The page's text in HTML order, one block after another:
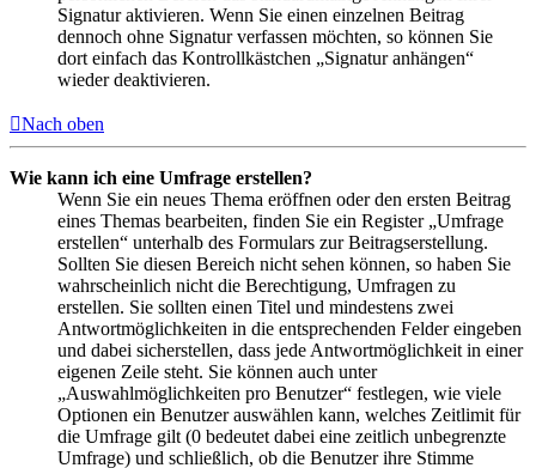
Signatur aktivieren. Wenn Sie einen einzelnen Beitrag
dennoch ohne Signatur verfassen möchten, so können Sie
dort einfach das Kontrollkästchen „Signatur anhängen“
wieder deaktivieren.
Nach oben
Wie kann ich eine Umfrage erstellen?
Wenn Sie ein neues Thema eröffnen oder den ersten Beitrag
eines Themas bearbeiten, finden Sie ein Register „Umfrage
erstellen“ unterhalb des Formulars zur Beitragserstellung.
Sollten Sie diesen Bereich nicht sehen können, so haben Sie
wahrscheinlich nicht die Berechtigung, Umfragen zu
erstellen. Sie sollten einen Titel und mindestens zwei
Antwortmöglichkeiten in die entsprechenden Felder eingeben
und dabei sicherstellen, dass jede Antwortmöglichkeit in einer
eigenen Zeile steht. Sie können auch unter
„Auswahlmöglichkeiten pro Benutzer“ festlegen, wie viele
Optionen ein Benutzer auswählen kann, welches Zeitlimit für
die Umfrage gilt (0 bedeutet dabei eine zeitlich unbegrenzte
Umfrage) und schließlich, ob die Benutzer ihre Stimme